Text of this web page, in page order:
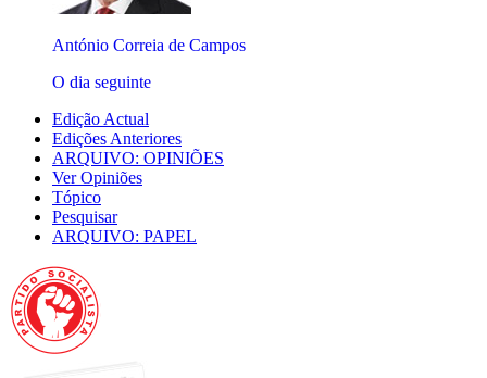
António Correia de Campos
O dia seguinte
Edição Actual
Edições Anteriores
ARQUIVO: OPINIÕES
Ver Opiniões
Tópico
Pesquisar
ARQUIVO: PAPEL